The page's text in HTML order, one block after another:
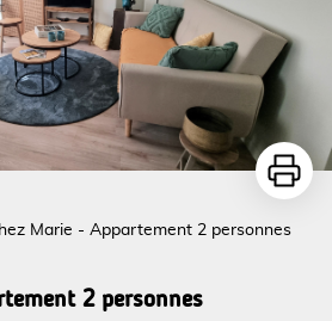
Marie - Appartement 2 personnes
2 personnes